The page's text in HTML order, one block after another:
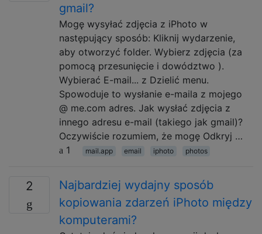
gmail?
Mogę wysyłać zdjęcia z iPhoto w
następujący sposób: Kliknij wydarzenie,
aby otworzyć folder. Wybierz zdjęcia (za
pomocą przesunięcie i dowództwo ).
Wybierać E-mail... z Dzielić menu.
Spowoduje to wysłanie e-maila z mojego
@ me.com adres. Jak wysłać zdjęcia z
innego adresu e-mail (takiego jak gmail)?
Oczywiście rozumiem, że mogę Odkryj …
1
mail.app email iphoto photos
2
Najbardziej wydajny sposób
kopiowania zdarzeń iPhoto między
komputerami?